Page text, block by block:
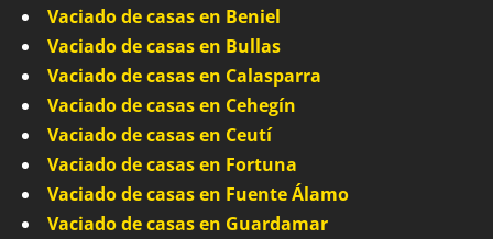
Vaciado de casas en Beniel
Vaciado de casas en Bullas
Vaciado de casas en Calasparra
Vaciado de casas en Cehegín
Vaciado de casas en Ceutí
Vaciado de casas en Fortuna
Vaciado de casas en Fuente Álamo
Vaciado de casas en Guardamar